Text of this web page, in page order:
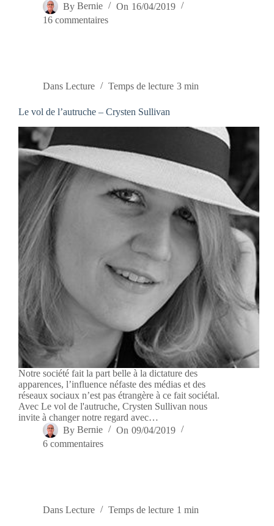
By Bernie On 16/04/2019
16 commentaires
Dans Lecture Temps de lecture 3 min
Le vol de l’autruche – Crysten Sullivan
Notre société fait la part belle à la dictature des
apparences, l’influence néfaste des médias et des
réseaux sociaux n’est pas étrangère à ce fait sociétal.
Avec Le vol de l'autruche, Crysten Sullivan nous
invite à changer notre regard avec…
By Bernie On 09/04/2019
6 commentaires
Dans Lecture Temps de lecture 1 min